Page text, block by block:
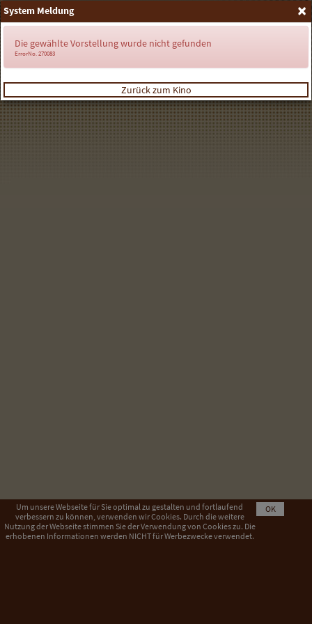
Anmelden
Um unsere Webseite für Sie optimal zu gestalten und fortlaufend
verbessern zu können, verwenden wir Cookies. Durch die weitere
Nutzung der Webseite stimmen Sie der Verwendung von Cookies zu. Die
erhobenen Informationen werden NICHT für Werbezwecke verwendet.
OK
×
System Meldung
Die gewählte Vorstellung wurde nicht gefunden
ErrorNo. 270083
Zurück zum Kino